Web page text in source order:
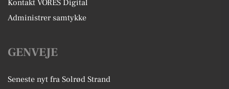
Kontakt VORES Digital
Administrer samtykke
GENVEJE
Seneste nyt fra Solrød Strand